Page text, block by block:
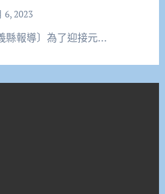
6, 2023
義縣報導〕為了迎接元…